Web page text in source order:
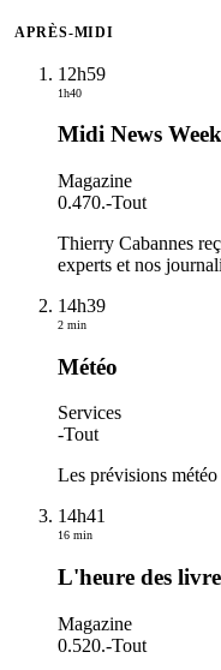
APRÈS-MIDI
12h59
1h40
Midi News
Magazine
0.470.-Tout
Thierry Cabannes
experts et nos
14h39
2 min
Météo
Services
-Tout
Les prévisions
14h41
16 min
L'heure des
Magazine
0.520.-Tout